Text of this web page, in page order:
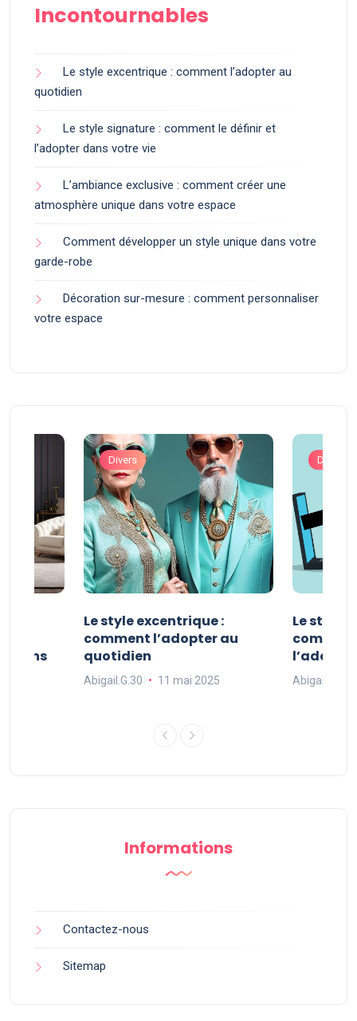
Incontournables
Le style excentrique : comment l’adopter au
quotidien
Le style signature : comment le définir et
l’adopter dans votre vie
L’ambiance exclusive : comment créer une
atmosphère unique dans votre espace
Comment développer un style unique dans votre
garde-robe
Décoration sur-mesure : comment personnaliser
votre espace
dans
Divers
Le style excentrique :
comment l’adopter au
quotidien
Abigail.G.30 11 mai 2025
Divers
Le style
Abigail.G.30
Informations
Contactez-nous
Sitemap